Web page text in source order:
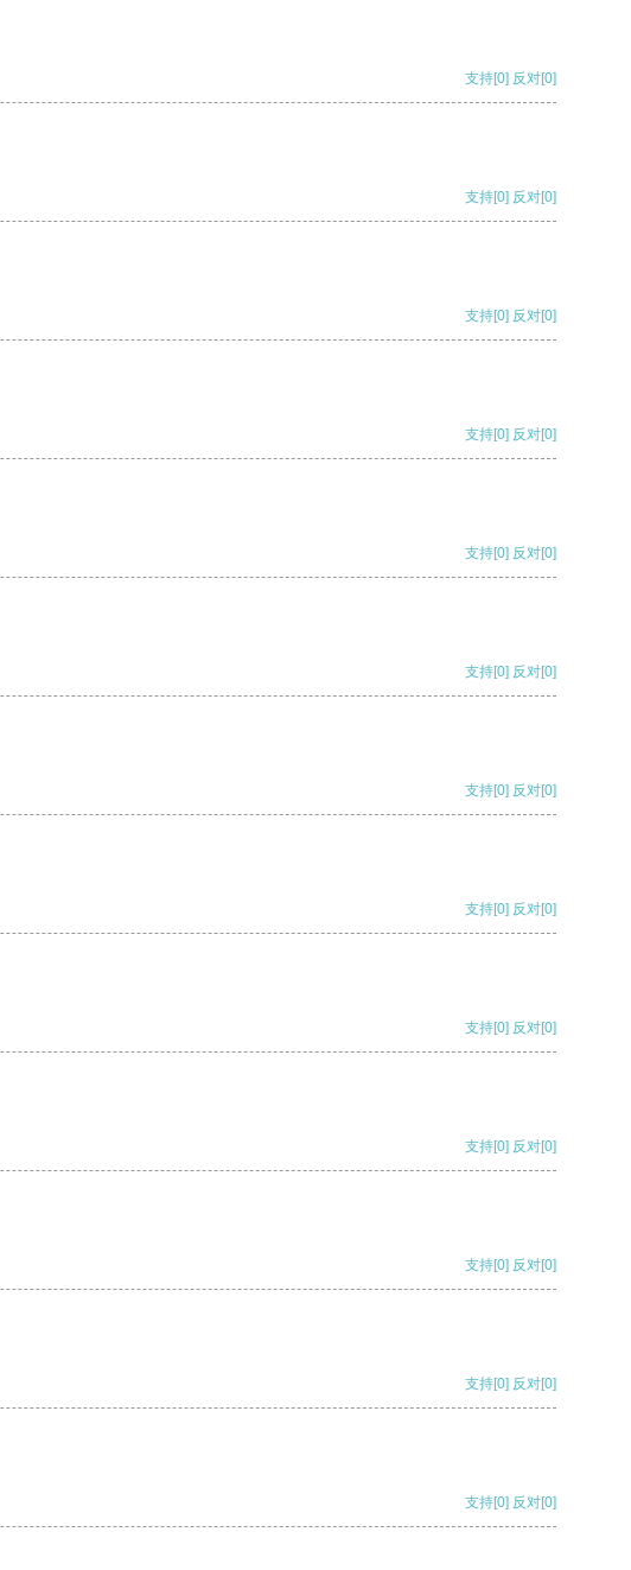
支持[0] 反对[0]
支持[0] 反对[0]
支持[0] 反对[0]
支持[0] 反对[0]
支持[0] 反对[0]
支持[0] 反对[0]
支持[0] 反对[0]
支持[0] 反对[0]
支持[0] 反对[0]
支持[0] 反对[0]
支持[0] 反对[0]
支持[0] 反对[0]
支持[0] 反对[0]